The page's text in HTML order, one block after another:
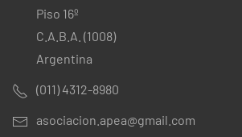
Piso 16º
C.A.B.A. (1008)
Argentina
(011) 4312-8980
asociacion.apea@gmail.com